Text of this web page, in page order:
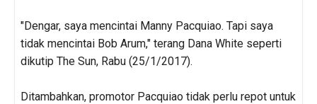
"Dengar, saya mencintai Manny Pacquiao. Tapi saya
tidak mencintai Bob Arum," terang Dana White seperti
dikutip The Sun, Rabu (25/1/2017).
Ditambahkan, promotor Pacquiao tidak perlu repot untuk